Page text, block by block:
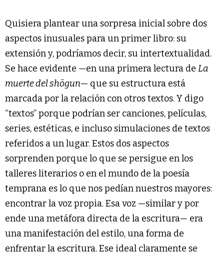
Quisiera plantear una sorpresa inicial sobre dos
aspectos inusuales para un primer libro: su
extensión y, podríamos decir, su intertextualidad.
Se hace evidente —en una primera lectura de La
muerte delshōgun— que su estructura está
marcada por la relación con otros textos. Y digo
“textos” porque podrían ser canciones, películas,
series, estéticas, e incluso simulaciones de textos
referidos a un lugar. Estos dos aspectos
sorprenden porque lo que se persigue en los
talleres literarios o en el mundo de la poesía
temprana es lo que nos pedían nuestros mayores:
encontrar la voz propia. Esa voz —similar y por
ende una metáfora directa de la escritura— era
una manifestación del estilo, una forma de
enfrentar la escritura. Ese ideal claramente se